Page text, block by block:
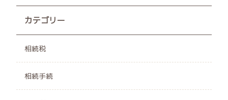
カテゴリー
相続税
相続手続